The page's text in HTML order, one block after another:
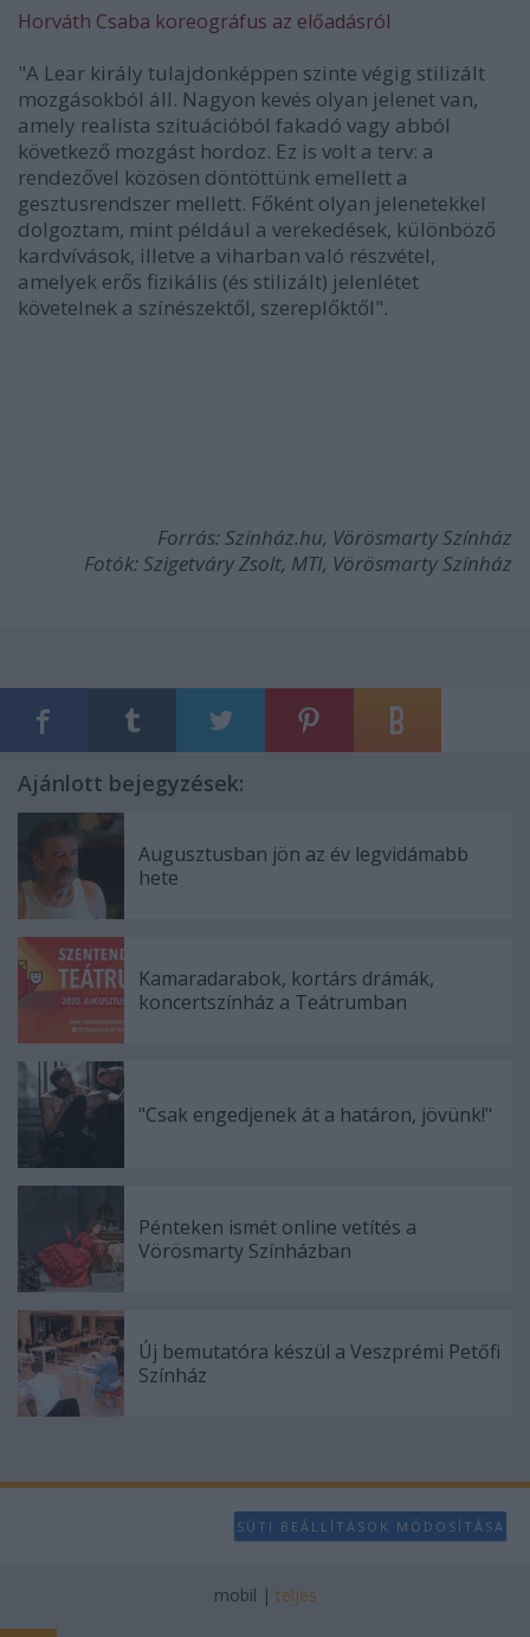
Horváth Csaba koreográfus az előadásról
"A Lear király tulajdonképpen szinte végig stilizált
mozgásokból áll. Nagyon kevés olyan jelenet van,
amely realista szituációból fakadó vagy abból
következő mozgást hordoz. Ez is volt a terv: a
rendezővel közösen döntöttünk emellett a
gesztusrendszer mellett. Főként olyan jelenetekkel
dolgoztam, mint például a verekedések, különböző
kardvívások, illetve a viharban való részvétel,
amelyek erős fizikális (és stilizált) jelenlétet
követelnek a színészektől, szereplőktől".
Forrás: Színház.hu, Vörösmarty Színház
Fotók: Szigetváry Zsolt, MTI, Vörösmarty Színház
Ajánlott bejegyzések:
Augusztusban jön az év legvidámabb
hete
Kamaradarabok, kortárs drámák,
koncertszínház a Teátrumban
"Csak engedjenek át a határon, jövünk!"
Pénteken ismét online vetítés a
Vörösmarty Színházban
Új bemutatóra készül a Veszprémi Petőfi
Színház
SÜTI BEÁLLÍTÁSOK MÓDOSÍTÁSA
mobil | teljes